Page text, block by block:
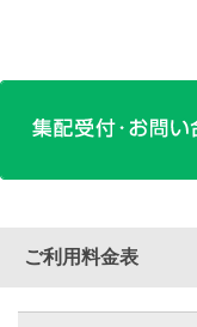
ご利用料金表